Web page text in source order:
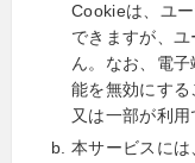
Cookieは、ユ
できますが、
ん。なお、電
能を無効にす
又は一部が利用
本サービスに